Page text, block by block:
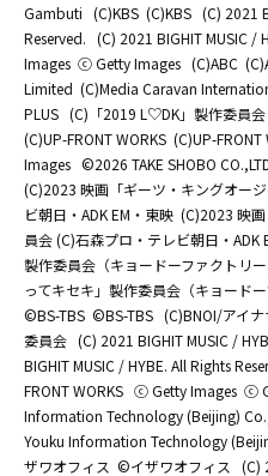
Gambuti (C)KBS (C)KBS (C) 2021
Reserved. (C) 2021 BIGHIT MUSIC /
Images ⓒ Getty Images (C)ABC
Limited (C)Media Caravan
PLUS (C)「2019 L♡DK」製作委員会
(C)UP-FRONT WORKS (C)UP-FRONT
Images ©2026 TAKE SHOBO
(C)2023 映画「ギーツ・キングオー
ビ朝日・ADK EM・東映 (C)2023 映
員会 (C)石森プロ・テレビ朝日・ADK
製作委員会（キョードーファクトリー
ってキセキ」製作委員会（キョード
©BS-TBS ©BS-TBS (C)BNOI/アイ
委員会 (C) 2021 BIGHIT MUSIC /
BIGHIT MUSIC / HYBE. All Rights
FRONT WORKS ⓒ Getty Images ⓒ
Information Technology (Beijing)
Youku Information Technology
ザワオフィス ©イザワオフィス (C)